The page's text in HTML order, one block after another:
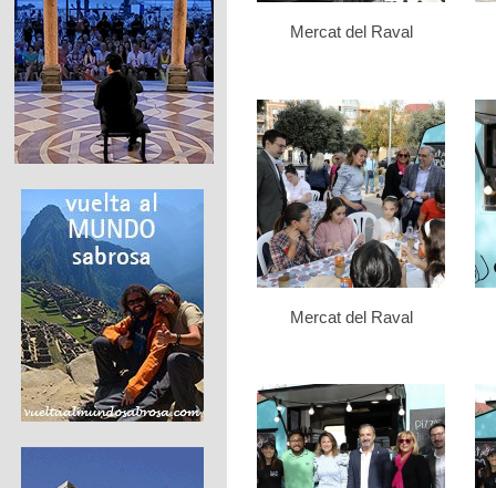
Mercat del Raval
Mercat del Raval